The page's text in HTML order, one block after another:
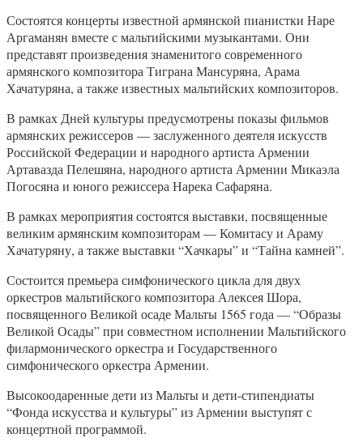
Состоятся концерты известной армянской пианистки Наре
Аргаманян вместе с мальтийскими музыкантами. Они
представят произведения знаменитого современного
армянского композитора Тиграна Мансуряна, Арама
Хачатуряна, а также известных мальтийских композиторов.
В рамках Дней культуры предусмотрены показы фильмов
армянских режиссеров — заслуженного деятеля искусств
Российской Федерации и народного артиста Армении
Артавазда Пелешяна, народного артиста Армении Микаэла
Погосяна и юного режиссера Нарека Сафаряна.
В рамках мероприятия состоятся выставки, посвященные
великим армянским композиторам — Комитасу и Араму
Хачатуряну, а также выставки “Хачкары” и “Тайна камней”.
Состоится премьера симфонического цикла для двух
оркестров мальтийского композитора Алексея Шора,
посвященного Великой осаде Мальты 1565 года — “Образы
Великой Осады” при совместном исполнении Мальтийского
филармонического оркестра и Государственного
симфонического оркестра Армении.
Высокоодаренные дети из Мальты и дети-стипендиаты
“Фонда искусства и культуры” из Армении выступят с
концертной программой.